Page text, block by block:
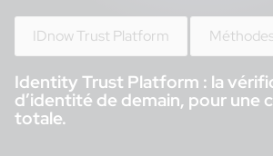
IDnow Trust Platform
Identity Trust Platform : la
d’identité de demain, pour une
totale.